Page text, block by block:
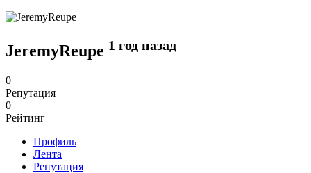
JeremyReupe 1 год назад
0
Репутация
0
Рейтинг
Профиль
Лента
Репутация